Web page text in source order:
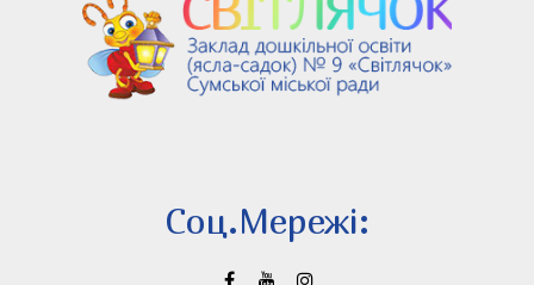
Соц.Мережi: